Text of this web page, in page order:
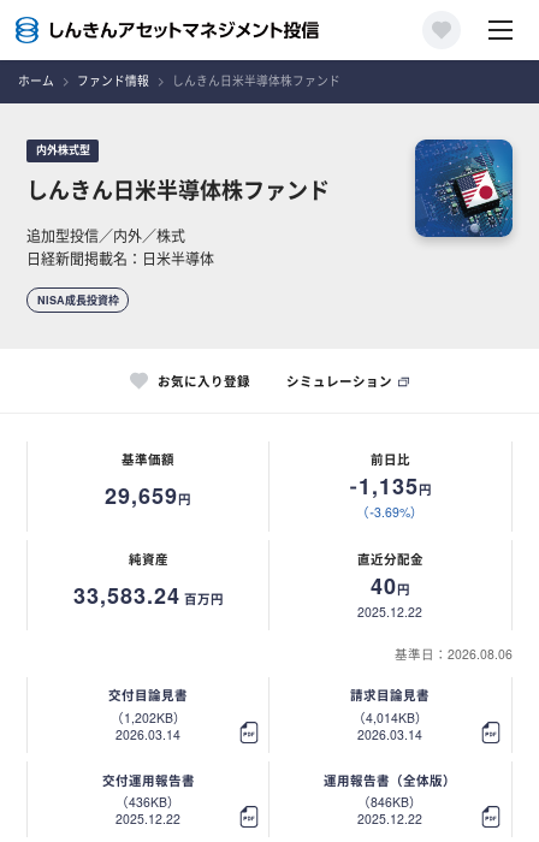
ホーム ファンド情報 しんきん日米半導体株ファンド
内外株式型
しんきん日米半導体株ファンド
追加型投信／内外／株式
日経新聞掲載名：日米半導体
NISA成長投資枠
お気に入り登録 シミュレーション
基準価額
29,659円
前日比
-1,135円
（-3.69%）
純資産
33,583.24 百万円
直近分配金
40円
2025.12.22
基準日：2026.08.06
交付目論見書
（1,202KB）
2026.03.14
請求目論見書
（4,014KB）
2026.03.14
交付運用報告書
（436KB）
2025.12.22
運用報告書（全体版）
（846KB）
2025.12.22